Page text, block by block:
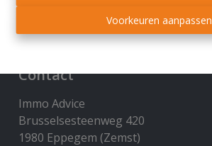
Voorkeuren aanpassen
Contact
Immo Advice
Brusselsesteenweg 420
1980 Eppegem (Zemst)